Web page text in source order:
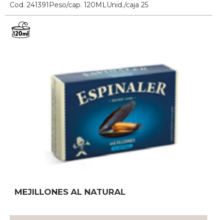
Cod. 241391 Peso/cap. 120MLUnid./caja 25
MEJILLONES AL NATURAL